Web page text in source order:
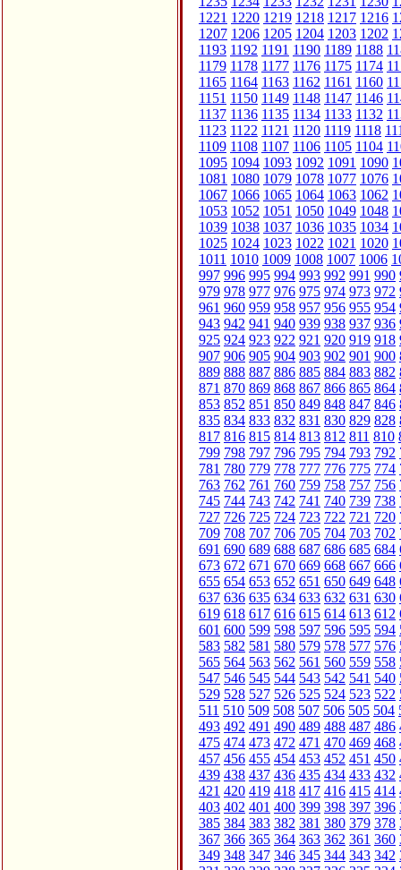
1221 1220 1219 1218 1217 1216
1207 1206 1205 1204 1203 1202
1193 1192 1191 1190 1189 1188
1179 1178 1177 1176 1175 1174
1165 1164 1163 1162 1161 1160
1151 1150 1149 1148 1147 1146
1137 1136 1135 1134 1133 1132
1123 1122 1121 1120 1119 1118
1109 1108 1107 1106 1105 1104
1095 1094 1093 1092 1091 1090
1081 1080 1079 1078 1077 1076
1067 1066 1065 1064 1063 1062
1053 1052 1051 1050 1049 1048
1039 1038 1037 1036 1035 1034
1025 1024 1023 1022 1021 1020
1011 1010 1009 1008 1007 1006
997 996 995 994 993 992 991 990
979 978 977 976 975 974 973 972
961 960 959 958 957 956 955 954
943 942 941 940 939 938 937 936
925 924 923 922 921 920 919 918
907 906 905 904 903 902 901 900
889 888 887 886 885 884 883 882
871 870 869 868 867 866 865 864
853 852 851 850 849 848 847 846
835 834 833 832 831 830 829 828
817 816 815 814 813 812 811 810
799 798 797 796 795 794 793 792
781 780 779 778 777 776 775 774
763 762 761 760 759 758 757 756
745 744 743 742 741 740 739 738
727 726 725 724 723 722 721 720
709 708 707 706 705 704 703 702
691 690 689 688 687 686 685 684
673 672 671 670 669 668 667 666
655 654 653 652 651 650 649 648
637 636 635 634 633 632 631 630
619 618 617 616 615 614 613 612
601 600 599 598 597 596 595 594
583 582 581 580 579 578 577 576
565 564 563 562 561 560 559 558
547 546 545 544 543 542 541 540
529 528 527 526 525 524 523 522
511 510 509 508 507 506 505 504
493 492 491 490 489 488 487 486
475 474 473 472 471 470 469 468
457 456 455 454 453 452 451 450
439 438 437 436 435 434 433 432
421 420 419 418 417 416 415 414
403 402 401 400 399 398 397 396
385 384 383 382 381 380 379 378
367 366 365 364 363 362 361 360
349 348 347 346 345 344 343 342